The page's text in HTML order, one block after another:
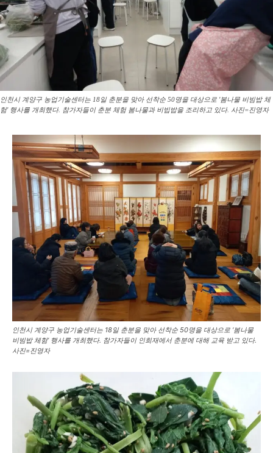
인천시 계양구 농업기술센터는 18일 춘분을 맞아 선착순 50명을 대상으로 '봄나물 비빔밥 체
험' 행사를 개최했다. 참가자들이 춘분 체험 봄나물과 비빕밥을 조리하고 있다. 사진=진영자
인천시 계양구 농업기술센터는 18일 춘분을 맞아 선착순 50명을 대상으로 ‘봄나물
비빔밥 체험’ 행사를 개최했다. 참가자들이 인희재에서 춘분에 대해 교육 받고 있다.
사진=진영자